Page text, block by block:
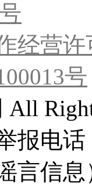
经营
号
报电
言信